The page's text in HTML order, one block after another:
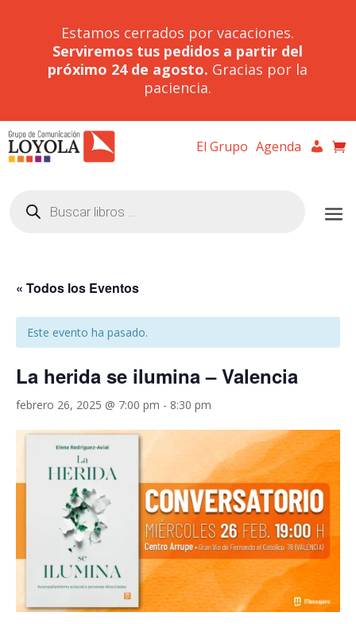
Estamos cerrados por vacaciones.
Serviremos tus pedidos a partir del
próximo 24 de agosto. Gracias por la
paciencia.
El Grupo Agenda
productos
« Todos los Eventos
Este evento ha pasado.
La herida se ilumina – Valencia
febrero 26, 2025 @ 7:00 pm - 8:30 pm